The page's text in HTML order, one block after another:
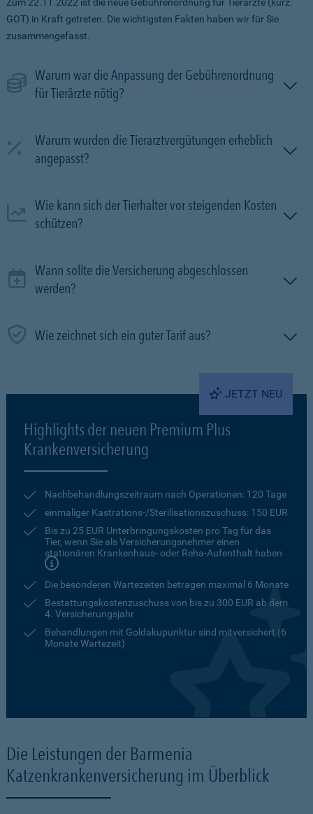
GOT) in Kraft getreten. Die wichtigsten Fakten haben wir für Sie
zusammengefasst.
Warum war die Anpassung der Gebührenordnung
für Tierärzte nötig?
Warum wurden die Tierarztvergütungen erheblich
angepasst?
Wie kann sich der Tierhalter vor steigenden Kosten
schützen?
Wann sollte die Versicherung abgeschlossen
werden?
Wie zeichnet sich ein guter Tarif aus?
JETZT NEU
Highlights der neuen Premium Plus
Krankenversicherung
Nachbehandlungszeitraum nach Operationen: 120 Tage
einmaliger Kastrations-/Sterilisationszuschuss: 150 EUR
Bis zu 25 EUR Unterbringungskosten pro Tag für das
Tier, wenn Sie als Versicherungsnehmer einen
stationären Krankenhaus- oder Reha-Aufenthalt haben
Die besonderen Wartezeiten betragen maximal 6 Monate
Bestattungskostenzuschuss von bis zu 300 EUR ab dem
4. Versicherungsjahr
Behandlungen mit Goldakupunktur sind mitversichert (6
Monate Wartezeit)
Die Leistungen der Barmenia
Katzenkrankenversicherung im Überblick